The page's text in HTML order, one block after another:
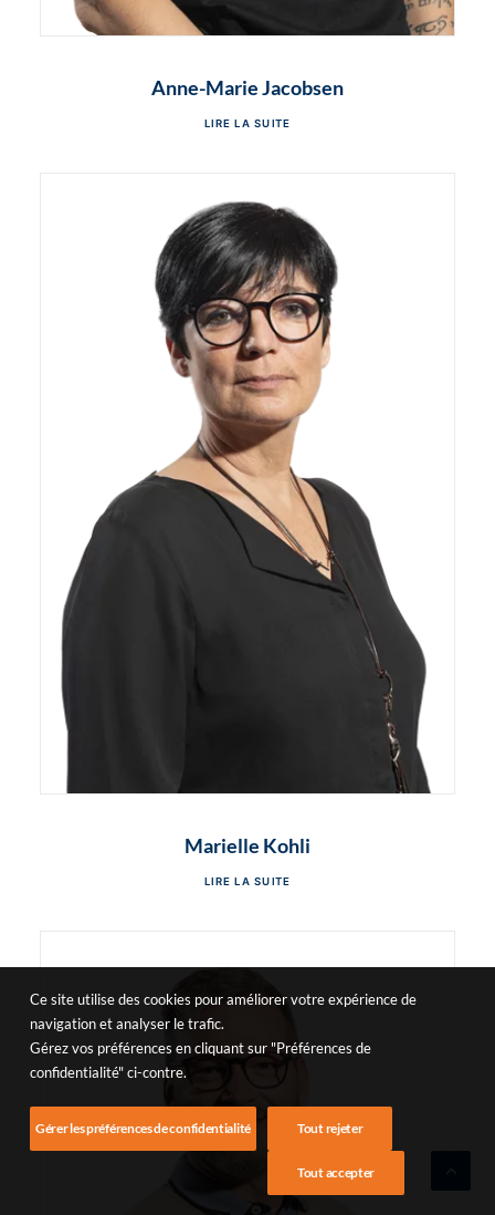
Anne-Marie Jacobsen
LIRE LA SUITE
Marielle Kohli
LIRE LA SUITE
Ce site utilise des cookies pour améliorer votre expérience de
navigation et analyser le trafic.
Gérez vos préférences en cliquant sur "Préférences de
confidentialité" ci-contre.
Gérer les préférences de confidentialité Tout rejeter
Tout accepter